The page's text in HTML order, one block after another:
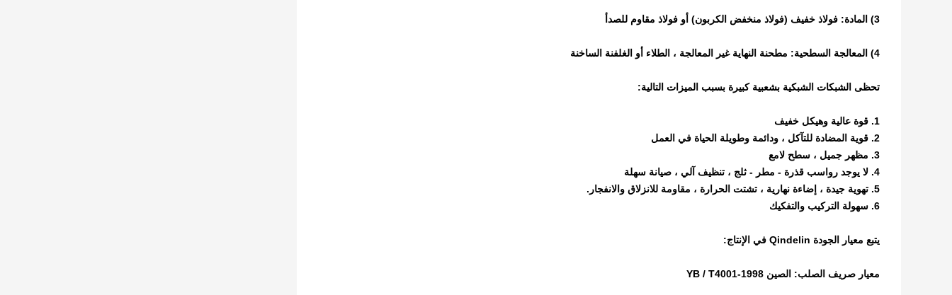
3) المادة: فولاذ خفيف (فولاذ منخفض الكربون) أو فولاذ مقاوم للصدأ
4) المعالجة السطحية: مطحنة النهاية غير المعالجة ، الطلاء أو الغلفنة الساخنة
تحظى الشبكات الشبكية بشعبية كبيرة بسبب الميزات التالية:
1. قوة عالية وهيكل خفيف
2. قوية المضادة للتآكل ، ودائمة وطويلة الحياة في العمل
3. مظهر جميل ، سطح لامع
4. لا يوجد رواسب قذرة - مطر - ثلج ، تنظيف آلي ، صيانة سهلة
5. تهوية جيدة ، إضاءة نهارية ، تشتت الحرارة ، مقاومة للانزلاق والانفجار.
6. سهولة التركيب والتفكيك
يتبع معيار الجودة Qindelin في الإنتاج:
معيار صريف الصلب: الصين YB / T4001-1998